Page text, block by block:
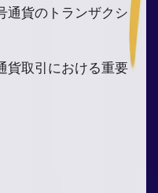
通貨のトランザクシ
貨取引における重要